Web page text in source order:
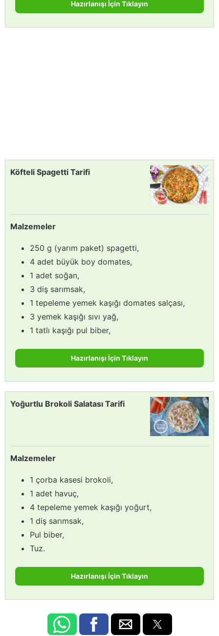
Hazırlanışı İçin Tıklayın
Köfteli Spagetti Tarifi
Malzemeler
250 g (yarım paket) spagetti,
4 adet büyük boy domates,
1 adet soğan,
3 diş sarımsak,
1 tepeleme yemek kaşığı domates salçası,
3 yemek kaşığı sıvı yağ,
1 tatlı kaşığı pul biber,
Hazırlanışı İçin Tıklayın
Yoğurtlu Brokoli Salatası Tarifi
Malzemeler
1 çorba kasesi brokoli,
1 adet havuç,
4 tepeleme yemek kaşığı yoğurt,
1 diş sarımsak,
Pul biber,
Tuz.
Hazırlanışı İçin Tıklayın